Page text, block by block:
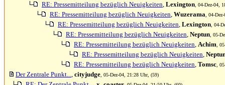
RE: Pressemitteilung bezüglich Neuigkeiten, Lexington , 04-Dez-04,
RE: Pressemitteilung bezüglich Neuigkeiten, Wuzerama , 04-
RE: Pressemitteilung bezüglich Neuigkeiten, Lexington , 04-
RE: Pressemitteilung bezüglich Neuigkeiten, Neptun , 05-
RE: Pressemitteilung bezüglich Neuigkeiten, Achim ,
RE: Pressemitteilung bezüglich Neuigkeiten,
RE: Pressemitteilung bezüglich Neuigkeiten, Tomsc ,
Der Zentrale Punkt..., cityjudge , 05-Dez-04, 21:28 Uhr, (59)